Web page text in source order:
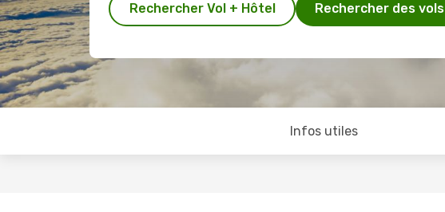
Rechercher Vol + Hôtel Rechercher des vols
Infos utiles